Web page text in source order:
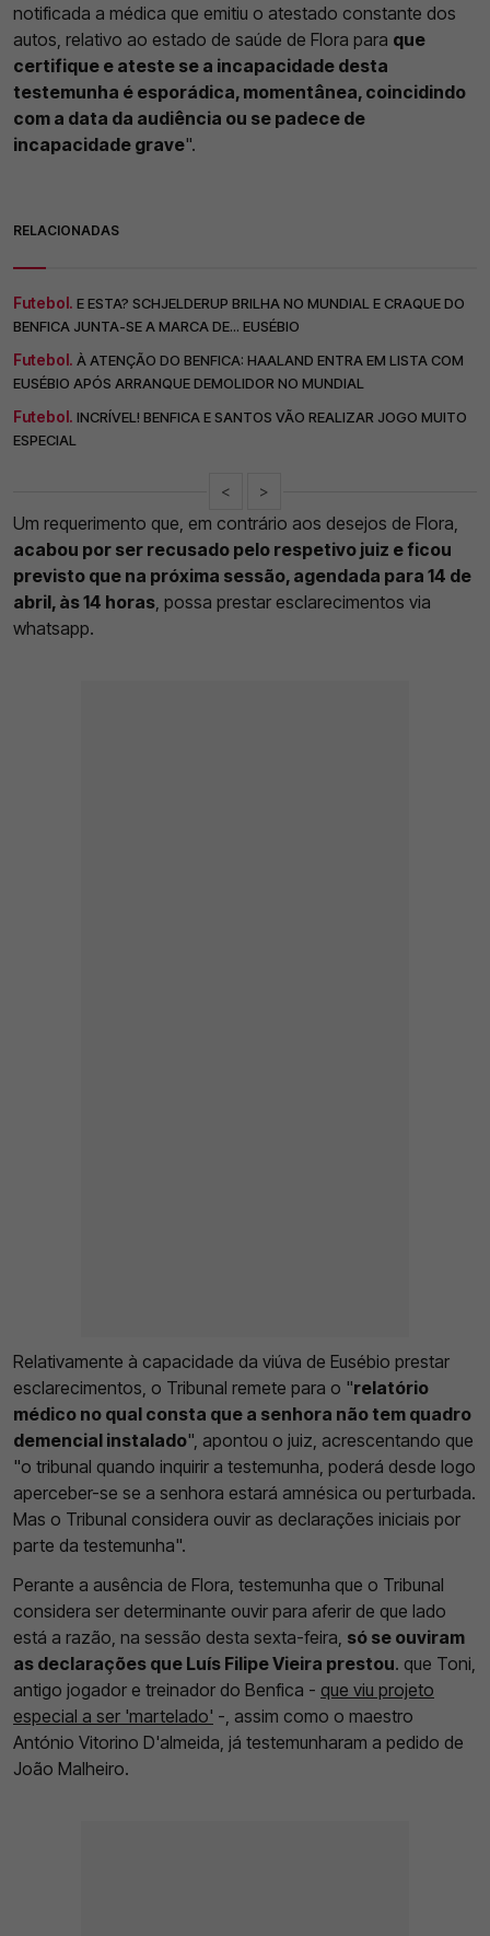
notificada a médica que emitiu o atestado constante dos
autos, relativo ao estado de saúde de Flora para que
certifique e ateste se a incapacidade desta
testemunha é esporádica, momentânea, coincidindo
com a data da audiência ou se padece de
incapacidade grave".
RELACIONADAS
Futebol. E ESTA? SCHJELDERUP BRILHA NO MUNDIAL E CRAQUE DO
BENFICA JUNTA-SE A MARCA DE... EUSÉBIO
Futebol. À ATENÇÃO DO BENFICA: HAALAND ENTRA EM LISTA COM
EUSÉBIO APÓS ARRANQUE DEMOLIDOR NO MUNDIAL
Futebol. INCRÍVEL! BENFICA E SANTOS VÃO REALIZAR JOGO MUITO
ESPECIAL
< >
Um requerimento que, em contrário aos desejos de Flora,
acabou por ser recusado pelo respetivo juiz e ficou
previsto que na próxima sessão, agendada para 14 de
abril, às 14 horas, possa prestar esclarecimentos via
whatsapp.
Relativamente à capacidade da viúva de Eusébio prestar
esclarecimentos, o Tribunal remete para o "relatório
médico no qual consta que a senhora não tem quadro
demencial instalado", apontou o juiz, acrescentando que
"o tribunal quando inquirir a testemunha, poderá desde logo
aperceber-se se a senhora estará amnésica ou perturbada.
Mas o Tribunal considera ouvir as declarações iniciais por
parte da testemunha".
Perante a ausência de Flora, testemunha que o Tribunal
considera ser determinante ouvir para aferir de que lado
está a razão, na sessão desta sexta-feira, só se ouviram
as declarações que Luís Filipe Vieira prestou. que Toni,
antigo jogador e treinador do Benfica - que viu projeto
especial a ser 'martelado' -, assim como o maestro
António Vitorino D'almeida, já testemunharam a pedido de
João Malheiro.